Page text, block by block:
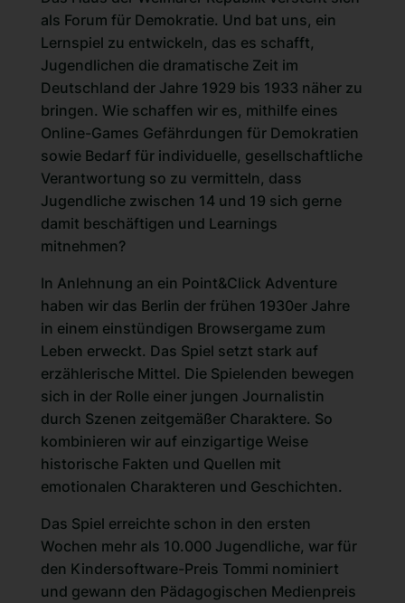
als Forum für Demokratie. Und bat uns, ein
Lernspiel zu entwickeln, das es schafft,
Jugendlichen die dramatische Zeit im
Deutschland der Jahre 1929 bis 1933 näher zu
bringen. Wie schaffen wir es, mithilfe eines
Online-Games Gefährdungen für Demokratien
sowie Bedarf für individuelle, gesellschaftliche
Verantwortung so zu vermitteln, dass
Jugendliche zwischen 14 und 19 sich gerne
damit beschäftigen und Learnings
mitnehmen?
In Anlehnung an ein Point&Click Adventure
haben wir das Berlin der frühen 1930er Jahre
in einem einstündigen Browsergamezum
Leben erweckt. Das Spiel setzt stark auf
erzählerische Mittel. Die Spielenden bewegen
sich in der Rolle einer jungen Journalistin
durch Szenen zeitgemäßer Charaktere. So
kombinieren wir auf einzigartige Weise
historische Fakten und Quellen mit
emotionalen Charakteren und Geschichten.
Das Spiel erreichte schon in den ersten
Wochen mehr als 10.000 Jugendliche, war für
den Kindersoftware-Preis Tommi nominiert
und gewann den Pädagogischen Medienpreis